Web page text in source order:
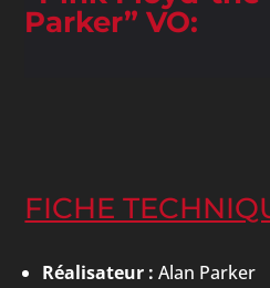
Parker” VO:
FICHE
Réalisateur : Alan Parker